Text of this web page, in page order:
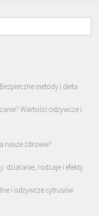
metody i dieta
Wartości odżywcze i
nasze zdrowie?
działanie, rodzaje i efekty
i odżywcze cytrusów